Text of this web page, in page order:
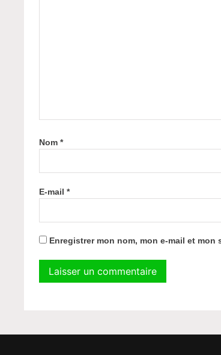
Nom*
E-mail*
Enregistrer mon nom, mon e-mail et